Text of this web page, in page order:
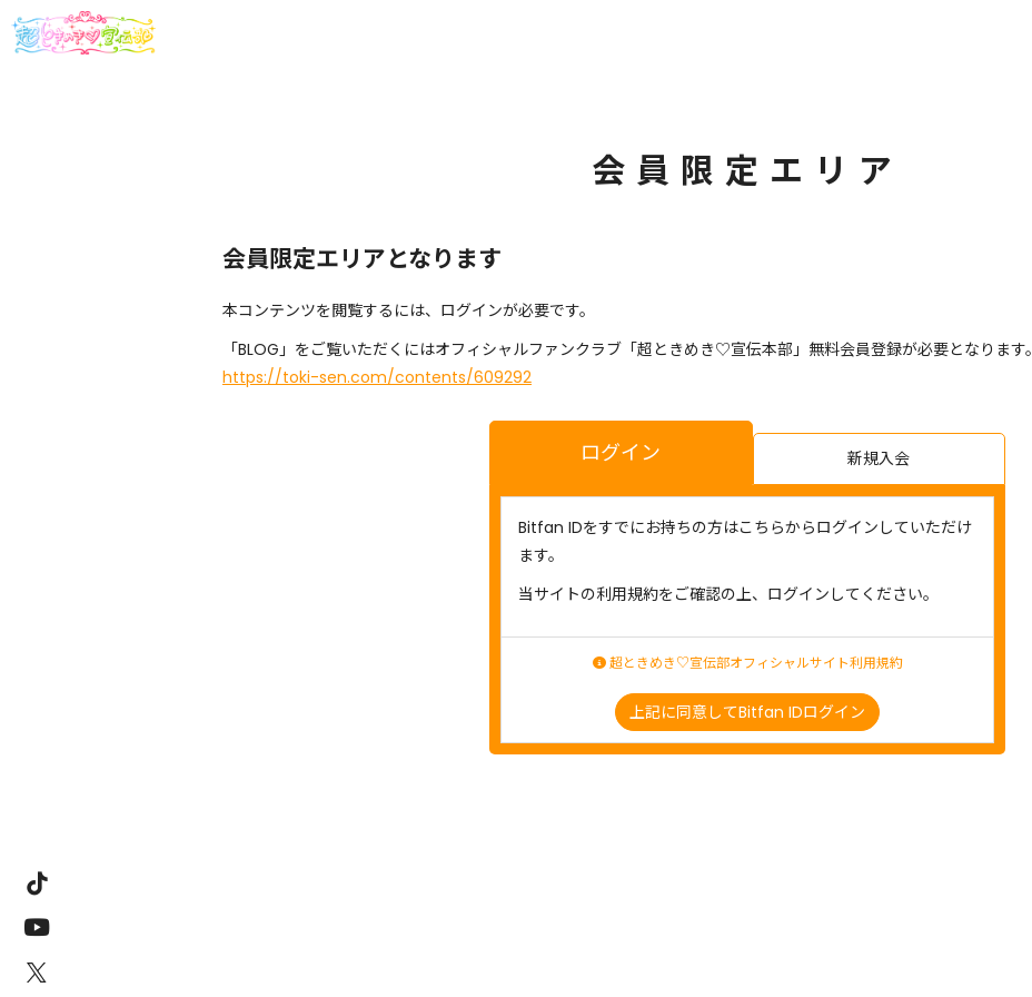
会員限定エリア
会員限定エリアとなります
本コンテンツを閲覧するには、ログインが必要です。
「BLOG」をご覧いただくにはオフィシャルファンクラブ「超ときめき♡宣伝本部」無料会員登録が必要となります。
https://toki-sen.com/contents/609292
ログイン 新規入会
Bitfan IDをすでにお持ちの方はこちらからログインしていただけ
ます。
当サイトの利用規約をご確認の上、ログインしてください。
超ときめき♡宣伝部オフィシャルサイト利用規約
上記に同意してBitfan IDログイン